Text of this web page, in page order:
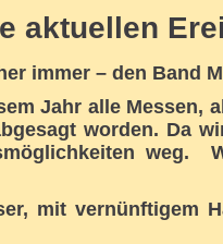
aktuellen
immer – den Band
Jahr alle Messen,
worden. Da
weg.
mit vernünftigem